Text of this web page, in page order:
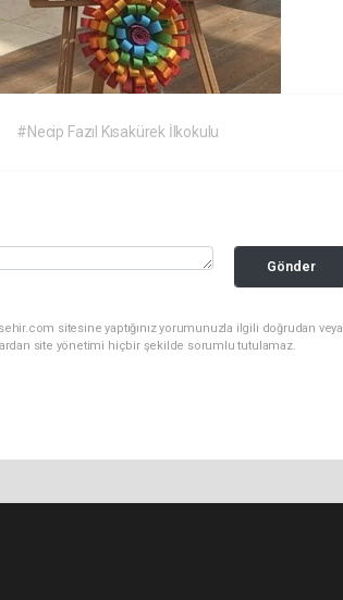
#Necip Fazıl Kısakürek İlkokulu
Gönder
sitesine yaptığınız yorumunuzla ilgili doğrudan veya
site yönetimi hiçbir şekilde sorumlu tutulamaz.